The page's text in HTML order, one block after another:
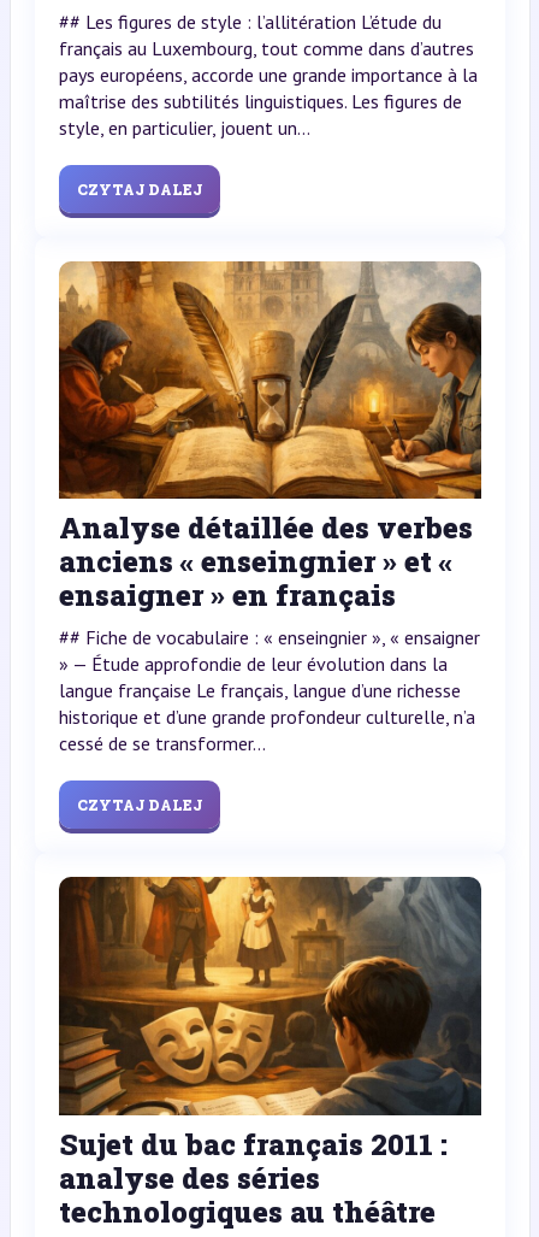
## Les figures de style : l’allitération L’étude du
français au Luxembourg, tout comme dans d’autres
pays européens, accorde une grande importance à la
maîtrise des subtilités linguistiques. Les figures de
style, en particulier, jouent un...
CZYTAJ DALEJ
Analyse détaillée des verbes
anciens « enseingnier » et «
ensaigner » en français
## Fiche de vocabulaire : « enseingnier », « ensaigner
» — Étude approfondie de leur évolution dans la
langue française Le français, langue d’une richesse
historique et d’une grande profondeur culturelle, n’a
cessé de se transformer...
CZYTAJ DALEJ
Sujet du bac français 2011 :
analyse des séries
technologiques au théâtre